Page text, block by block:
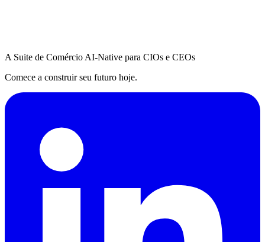
A Suite de Comércio AI-Native para CIOs e CEOs
Comece a construir seu futuro hoje.